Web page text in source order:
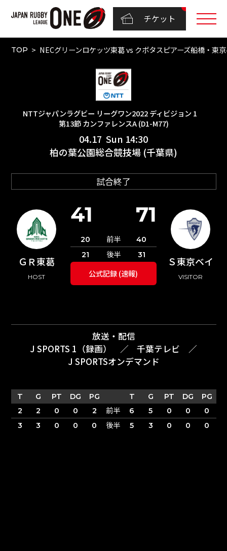
チケット
TOP NECグリーンロケッツ東葛 vs クボタスピアーズ船橋・
NTTジャパンラグビー リーグワン2022 ディビジョン 1
第13節 カンファレンスA (D1-M77)
04.17 Sun 14:30
柏の葉公園総合競技場 (千葉県)
試合終了
ＧＲ東葛
HOST
Ｓ東京ベイ
VISITOR
41 71
20 前半
40
21
後半 31
公式記録 (速報)
放送・配信
J SPORTS 1（録画）
／ 千葉テレビ
／
J SPORTSオンデマンド
T G PT DG PG T G PT DG
PG
2
2 0 0 2 前半 6 5 0 0
0
3
3 0 0 0 後半 5 3 0 0 0